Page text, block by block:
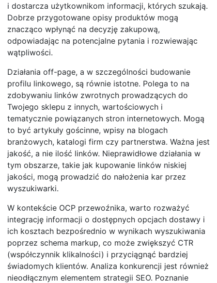
i dostarcza użytkownikom informacji, których szukają.
Dobrze przygotowane opisy produktów mogą
znacząco wpłynąć na decyzję zakupową,
odpowiadając na potencjalne pytania i rozwiewając
wątpliwości.
Działania off-page, a w szczególności budowanie
profilu linkowego, są równie istotne. Polega to na
zdobywaniu linków zwrotnych prowadzących do
Twojego sklepu z innych, wartościowych i
tematycznie powiązanych stron internetowych. Mogą
to być artykuły gościnne, wpisy na blogach
branżowych, katalogi firm czy partnerstwa. Ważna jest
jakość, a nie ilość linków. Nieprawidłowe działania w
tym obszarze, takie jak kupowanie linków niskiej
jakości, mogą prowadzić do nałożenia kar przez
wyszukiwarki.
W kontekście OCP przewoźnika, warto rozważyć
integrację informacji o dostępnych opcjach dostawy i
ich kosztach bezpośrednio w wynikach wyszukiwania
poprzez schema markup, co może zwiększyć CTR
(współczynnik klikalności) i przyciągnąć bardziej
świadomych klientów. Analiza konkurencji jest również
nieodłącznym elementem strategii SEO. Poznanie